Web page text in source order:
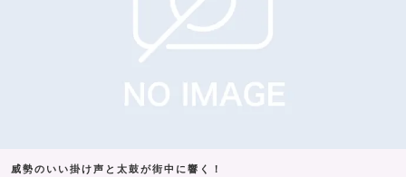
威勢のいい掛け声と太鼓が街中に響く！